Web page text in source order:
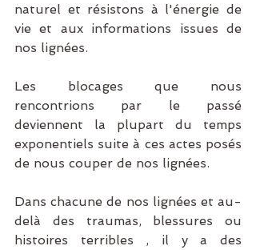
naturel et résistons à l'énergie de
vie et aux informations issues de
nos lignées.
Les blocages que nous
rencontrions par le passé
deviennent la plupart du temps
exponentiels suite à ces actes posés
de nous couper de nos lignées.
Dans chacune de nos lignées et au-
delà des traumas, blessures ou
histoires terribles , il y a des